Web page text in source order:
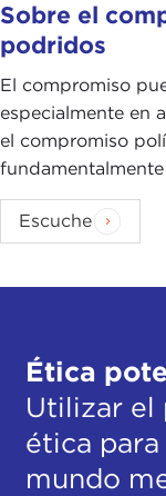
Sobre el
podridos
El compromiso
especialmente en
el compromiso
Escuche
Ética
Utilizar el
ética
mundo